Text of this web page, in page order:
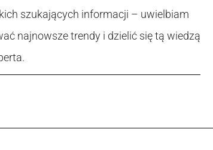
szukających informacji – uwielbiam
najnowsze trendy i dzielić się tą wiedzą